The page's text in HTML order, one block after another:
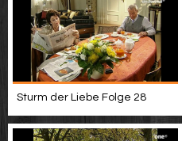
Sturm der Liebe Folge 28